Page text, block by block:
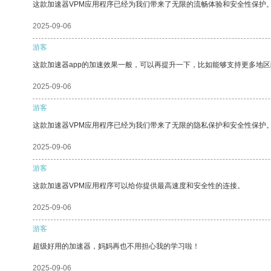
这款加速器VPM应用程序已经为我们带来了无限的流畅体验和安全性保护。
2025-09-06
游客
这款加速器app的加速效果一般，可以再提升一下，比如能够支持更多地区
2025-09-06
游客
这款加速器VPM应用程序已经为我们带来了无限的隐私保护和安全性保护。
2025-09-06
游客
这款加速器VPM应用程序可以给你提供最高速度和安全性的连接。
2025-09-06
游客
超级好用的加速器，妈妈再也不用担心我的学习啦！
2025-09-06